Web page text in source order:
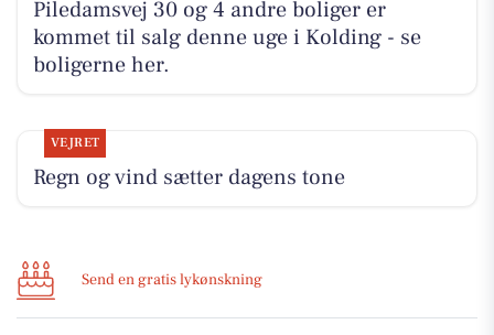
Piledamsvej 30 og 4 andre boliger er
kommet til salg denne uge i Kolding - se
boligerne her.
VEJRET
Regn og vind sætter dagens tone
Send en gratis lykønskning